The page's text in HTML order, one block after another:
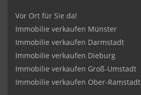
Vor Ort für Sie da!
Immobilie verkaufen Münster
Immobilie verkaufen Darmstadt
Immobilie verkaufen Dieburg
Immobilie verkaufen Groß-Umstadt
Immobilie verkaufen Ober-Ramstadt